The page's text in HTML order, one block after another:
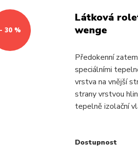
- 30 %
Látková
wenge
Předokenní
speciálními
vrstva na vnější
strany vrstvou
tepelně izolační
Dostupnost